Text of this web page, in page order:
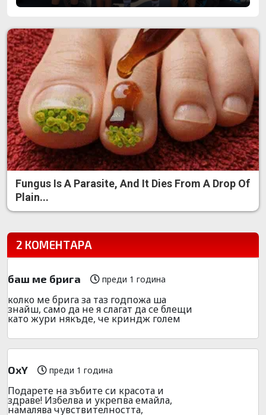
Fungus Is A Parasite, And It Dies From A Drop Of
Plain...
2 КОМЕНТАРА
баш ме брига преди 1 година
колко ме брига за таз годпожа ша
знайш, само да не я слагат да се блещи
като жури някъде, че криндж голем
OxY преди 1 година
Подарете на зъбите си красота и
здраве! Избелва и укрепва емайла,
намалява чувствителността,